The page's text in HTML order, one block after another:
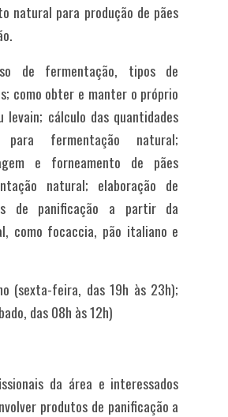
natural para produção de pães
de fermentação, tipos de
como obter e manter o próprio
cálculo das quantidades
para fermentação natural;
e forneamento de pães
natural; elaboração de
de panificação a partir da
como focaccia, pão italiano e
(sexta-feira, das 19h às 23h);
das 08h às 12h)
da área e interessados
produtos de panificação a